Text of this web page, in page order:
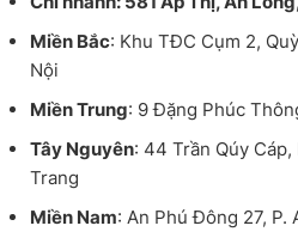
Miền Bắc: Khu TĐC Cụm 2,
Nội
Miền Trung: 9 Đặng Phúc
Tây Nguyên: 44 Trần Qúy Cáp,
Trang
Miền Nam: An Phú Đông 27, P.